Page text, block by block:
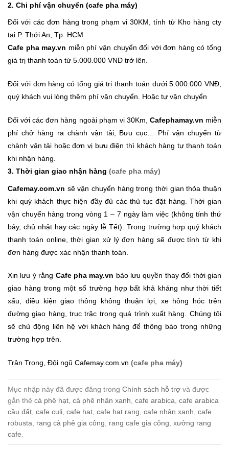
2. Chi phí vận chuyển (cafe pha máy)
Đối với các đơn hàng trong phạm vi 30KM, tính từ Kho hàng cty
tại P. Thới An, Tp. HCM
Cafe pha may.vn miễn phí vận chuyển đối với đơn hàng có tổng
giá trị thanh toán từ 5.000.000 VNĐ trở lên.
Đối với đơn hàng có tổng giá trị thanh toán dưới 5.000.000 VNĐ,
quý khách vui lòng thêm phí vận chuyển. Hoặc tự vận chuyển
Đối với các đơn hàng ngoài phạm vi 30Km, Cafephamay.vn miễn
phí chở hàng ra chành vận tải, Bưu cục… Phí vận chuyển từ
chành vận tải hoặc đơn vị bưu điện thì khách hàng tự thanh toán
khi nhận hàng.
3. Thời gian giao nhận hàng (cafe pha máy)
Cafemay.com.vn sẽ vận chuyển hàng trong thời gian thỏa thuận
khi quý khách thực hiện đầy đủ các thủ tục đặt hàng. Thời gian
vận chuyển hàng trong vòng 1 – 7 ngày làm việc (không tính thứ
bảy, chủ nhật hay các ngày lễ Tết). Trong trường hợp quý khách
thanh toán online, thời gian xử lý đơn hàng sẽ được tính từ khi
đơn hàng được xác nhận thanh toán.
Xin lưu ý rằng Cafe pha may.vn bảo lưu quyền thay đổi thời gian
giao hàng trong một số trường hợp bất khả kháng như thời tiết
xấu, điều kiện giao thông không thuận lợi, xe hỏng hóc trên
đường giao hàng, trục trặc trong quá trình xuất hàng. Chúng tôi
sẽ chủ động liên hệ với khách hàng để thông báo trong những
trường hợp trên.
Trân Trọng, Đội ngũ Cafemay.com.vn (cafe pha máy)
Mục nhập này đã được đăng trong Chính sách hỗ trợ và được
gắn thẻ cà phê hạt cà phê nhân xanh cafe arabica cafe arabica
cầu đất cafe culi cafe hạt cafe hạt rang cafe nhân xanh cafe
robusta
rang cà phê gia công rang cafe gia công xưởng rang
cafe